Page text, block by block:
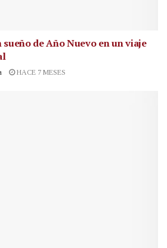
de Año Nuevo en un viaje
HACE 7 MESES